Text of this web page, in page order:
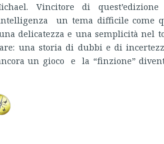
Vincitore
di
un tema difficile come
delicatezza e una semplicità nel
una storia di dubbi e di
un gioco e la “finzione”